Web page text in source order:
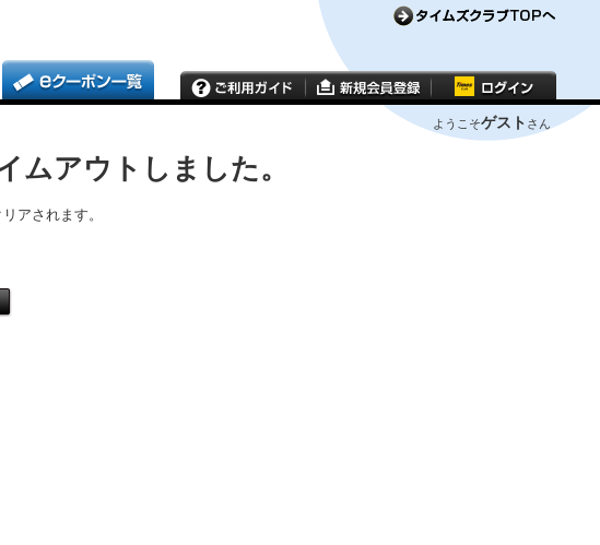
ようこそゲスト さん
ムアウトしました。
アされます。